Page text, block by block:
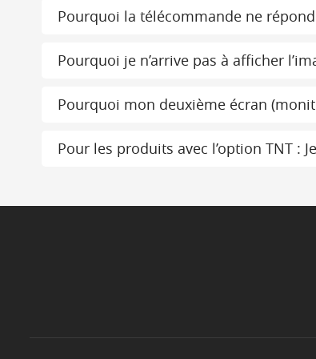
Pourquoi la télécommande ne
Pourquoi je n’arrive pas à afficher
Pourquoi mon deuxième écran
Pour les produits avec l’option TNT :